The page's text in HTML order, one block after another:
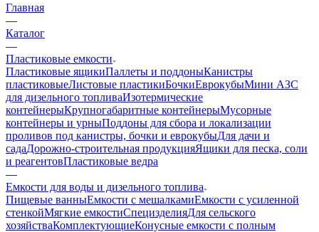
Главная
—
Каталог
—
Пластиковые емкости
Пластиковые ящикиПаллеты и поддоныКанистры
пластиковыеЛистовые пластикиБочкиЕврокубыМини АЗС
для дизельного топливаИзотермические
контейнерыКрупногабаритные контейнерыМусорные
контейнеры и урныПоддоны для сбора и локализации
проливов под канистры, бочки и еврокубыДля дачи и
садаДорожно-строительная продукцияЯщики для песка, соли
и реагентовПластиковые ведра
—
Емкости для воды и дизельного топлива
Пищевые ванныЕмкости с мешалкамиЕмкости с усиленной
стенкойМягкие емкостиСпецизделияДля сельского
хозяйстваКомплектующиеКонусные емкости с полным